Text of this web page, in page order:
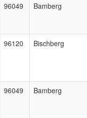
96049 Bamberg
96120 Bischberg
96049 Bamberg